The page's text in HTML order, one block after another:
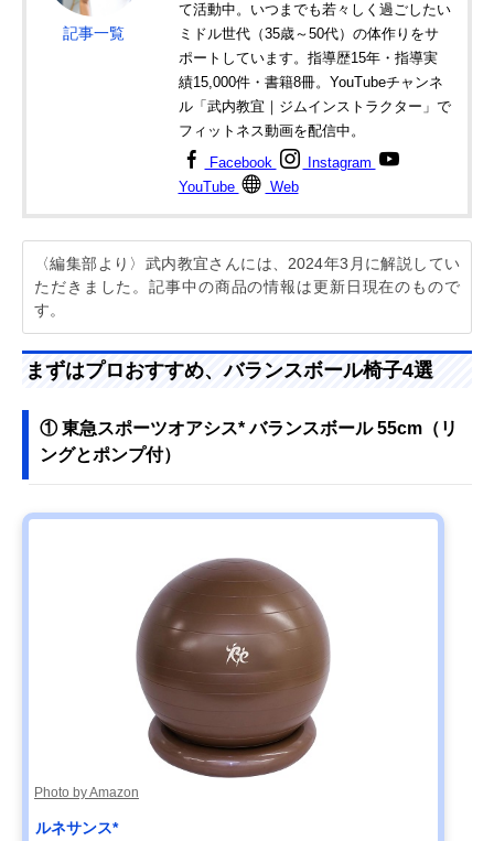
記事一覧
て活動中。いつまでも若々しく過ごしたい
ミドル世代（35歳～50代）の体作りをサ
ポートしています。指導歴15年・指導実
績15,000件・書籍8冊。YouTubeチャンネ
ル「武内教宜｜ジムインストラクター」で
フィットネス動画を配信中。
Facebook
Instagram
YouTube
Web
〈編集部より〉武内教宜さんには、2024年3月に解説してい
ただきました。記事中の商品の情報は更新日現在のもので
す。
まずはプロおすすめ、バランスボール椅子4選
① 東急スポーツオアシス* バランスボール 55cm（リ
ングとポンプ付）
Photo by Amazon
ルネサンス*